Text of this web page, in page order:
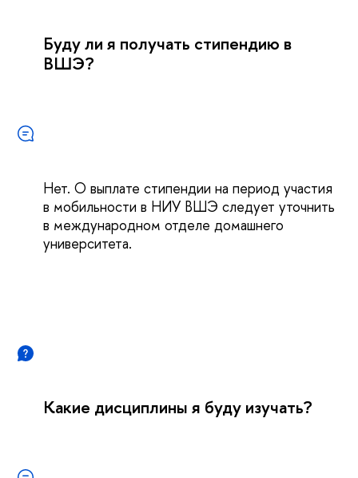
Буду ли я получать стипендию в
ВШЭ?
Нет. О выплате стипендии на период участия
в мобильности в НИУ ВШЭ следует уточнить
в международном отделе домашнего
университета.
Какие дисциплины я буду изучать?